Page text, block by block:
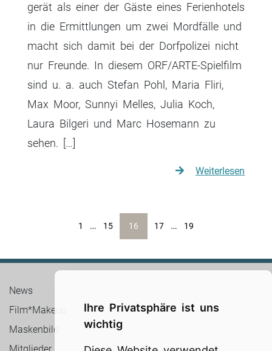
Ihre Privatsphäre ist uns
wichtig
gerät als einer der Gäste eines Ferienhotels
in die Ermittlungen um zwei Mordfälle und
macht sich damit bei der Dorfpolizei nicht
nur Freunde. In diesem ORF/ARTE-Spielfilm
sind u. a. auch Stefan Pohl, Maria Fliri,
Max Moor, Sunnyi Melles, Julia Koch,
Laura Bilgeri und Marc Hosemann zu
sehen. […]
Weiterlesen
Beitrags-
Navigation
1 … 15 16 17 … 19
News
Film*Makeup
Maskenbild